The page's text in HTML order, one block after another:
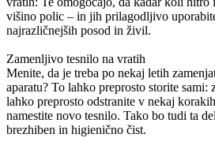
višino polic – in jih prilagodljivo
najrazličnejših posod in živil.
Zamenljivo tesnilo na vratih
Menite, da je treba po nekaj letih
aparatu? To lahko preprosto storite
lahko preprosto odstranite v nekaj
namestite novo tesnilo. Tako bo tudi ta
brezhiben in higienično čist.